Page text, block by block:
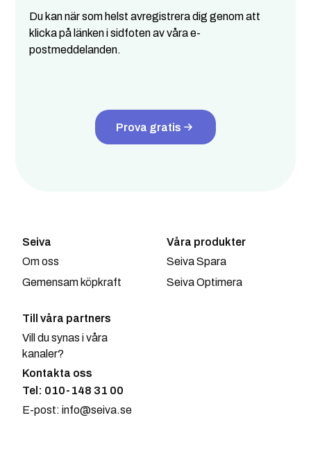
Du kan när som helst avregistrera dig genom att
klicka på länken i sidfoten av våra e-
postmeddelanden.
Prova gratis
Seiva
Om oss
Gemensam köpkraft
Våra produkter
Seiva Spara
Seiva Optimera
Till våra partners
Vill du synas i våra
kanaler?
Kontakta oss
Tel: 010-148 31 00
E-post: info@seiva.se